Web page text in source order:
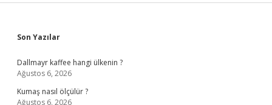
Sidebar
Son Yazılar
Dallmayr kaffee hangi ülkenin ?
Ağustos 6, 2026
Kumaş nasıl ölçülür ?
Ağustos 6, 2026